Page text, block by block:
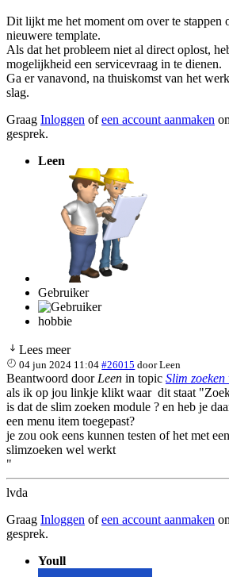
Dit lijkt me het moment om over te stappen
nieuwere template.
Als dat het probleem niet al direct oplost,
mogelijkheid een servicevraag in te dienen.
Ga er vanavond, na thuiskomst van het
slag.
Graag Inloggen ofeen account aanmaken
gesprek.
Leen
Gebruiker
hobbie
Lees meer
04 jun 2024 11:04 #26015 doorLeen
Beantwoord door Leen in topic Slim
als ik op jou linkje klikt waar dit staat
is dat de slim zoeken module ? en heb je
een menu item toegepast?
je zou ook eens kunnen testen of het met
slimzoeken wel werkt
"
lvda
Graag Inloggen ofeen account aanmaken
gesprek.
Youll